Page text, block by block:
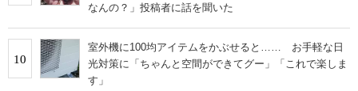
なんの？」投稿者に話を聞いた
10
室外機に100均アイテムをかぶせると…… お手軽な日
光対策に「ちゃんと空間ができてグー」「これで楽しま
す」